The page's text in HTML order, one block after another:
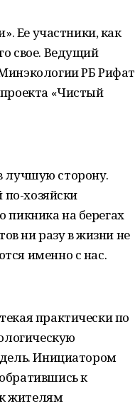
Ее участники, как
свое. Ведущий
РБ Рифат
«Чистый
лучшую сторону.
по-хозяйски
пикника на берегах
ни разу в жизни не
именно с нас.
практически по
Инициатором
к
жителям